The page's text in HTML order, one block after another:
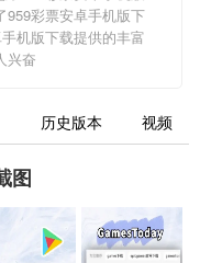
959彩票安卓手机版下
机版下载提供的丰富
兴奋
历史版本 视频
图